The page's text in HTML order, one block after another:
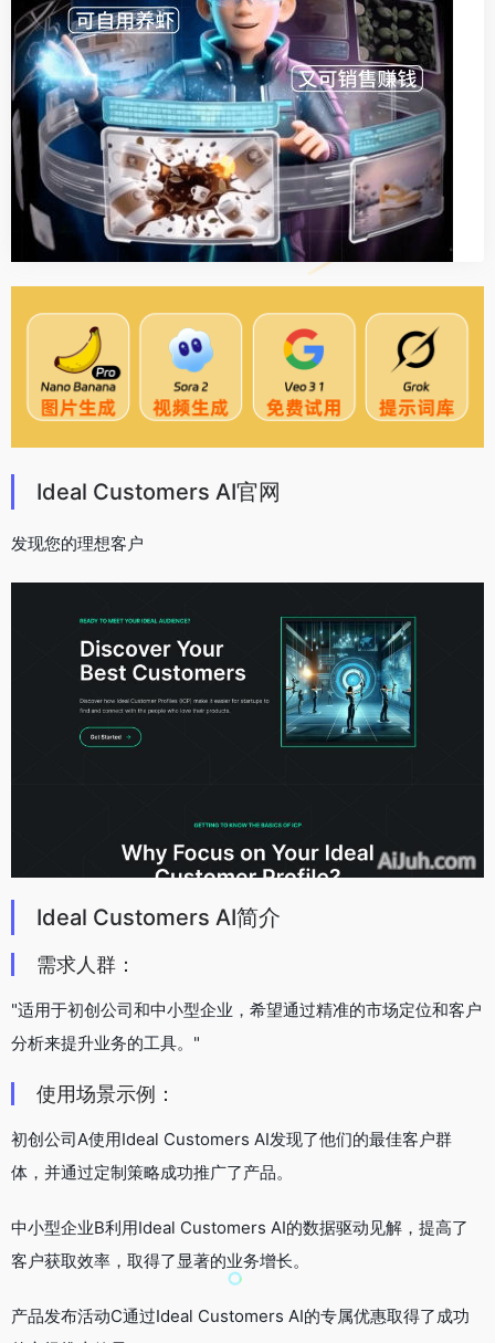
Ideal Customers AI官网
发现您的理想客户
Ideal Customers AI简介
需求人群：
"适用于初创公司和中小型企业，希望通过精准的市场定位和客户
分析来提升业务的工具。"
使用场景示例：
初创公司A使用Ideal Customers AI发现了他们的最佳客户群
体，并通过定制策略成功推广了产品。
中小型企业B利用Ideal Customers AI的数据驱动见解，提高了
客户获取效率，取得了显著的业务增长。
产品发布活动C通过Ideal Customers AI的专属优惠取得了成功